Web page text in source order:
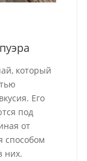
который
Его
под
от
способом
них.